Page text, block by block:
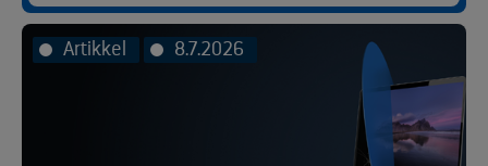
Artikkel 8.7.2026